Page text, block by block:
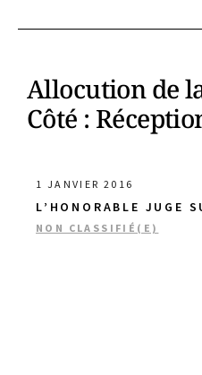
Allocution de
Côté :
1 JANVIER 2016
L’HONORABLE JUGE
NON CLASSIFIÉ(E)